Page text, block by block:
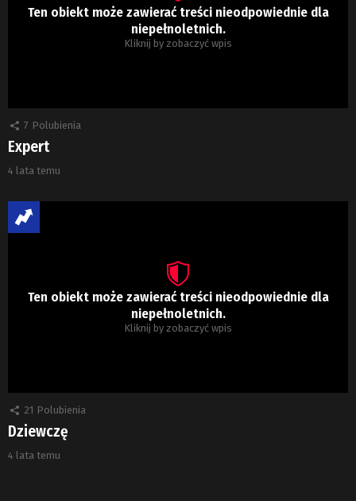
Ten obiekt może zawierać treści nieodpowiednie dla
niepełnoletnich.
Kliknij by zobaczyć wpis
7 Polubienia
Expert
4 lata temu
Ten obiekt może zawierać treści nieodpowiednie dla
niepełnoletnich.
Kliknij by zobaczyć wpis
21 Polubienia
Dziewczę
4 lata temu